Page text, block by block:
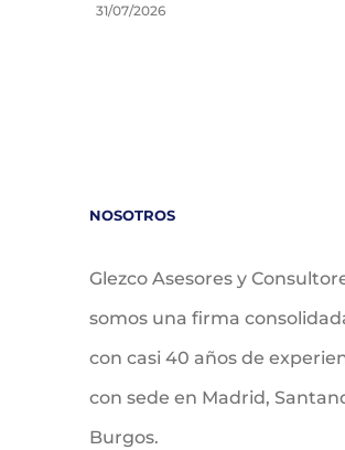
31/07/2026
NOSOTROS
Glezco Asesores y
somos una firma
con casi 40 años de
con sede en Madrid,
Burgos.